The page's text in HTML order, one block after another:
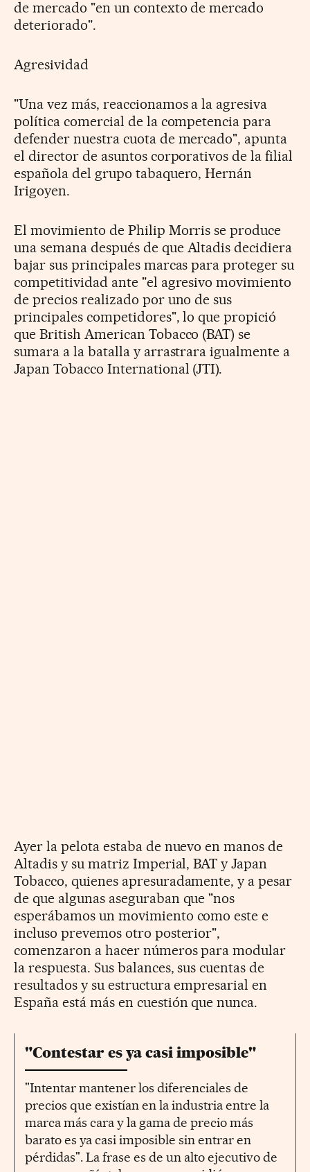
de mercado "en un contexto de mercado
deteriorado".
Agresividad
"Una vez más, reaccionamos a la agresiva
política comercial de la competencia para
defender nuestra cuota de mercado", apunta
el director de asuntos corporativos de la filial
española del grupo tabaquero, Hernán
Irigoyen.
El movimiento de Philip Morris se produce
una semana después de que Altadis decidiera
bajar sus principales marcas para proteger su
competitividad ante "el agresivo movimiento
de precios realizado por uno de sus
principales competidores", lo que propició
que British American Tobacco (BAT) se
sumara a la batalla y arrastrara igualmente a
Japan Tobacco International (JTI).
Ayer la pelota estaba de nuevo en manos de
Altadis y su matriz Imperial, BAT y Japan
Tobacco, quienes apresuradamente, y a pesar
de que algunas aseguraban que "nos
esperábamos un movimiento como este e
incluso prevemos otro posterior",
comenzaron a hacer números para modular
la respuesta. Sus balances, sus cuentas de
resultados y su estructura empresarial en
España está más en cuestión que nunca.
"Contestar es ya casi imposible"
"Intentar mantener los diferenciales de
precios que existían en la industria entre la
marca más cara y la gama de precio más
barato es ya casi imposible sin entrar en
pérdidas". La frase es de un alto ejecutivo de